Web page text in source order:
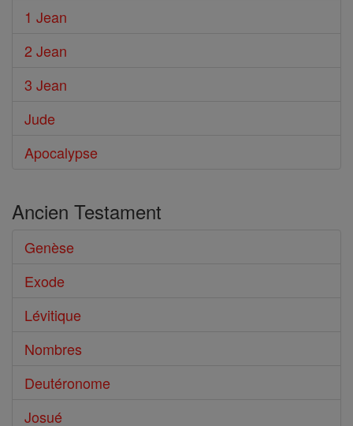
1 Jean
2 Jean
3 Jean
Jude
Apocalypse
Ancien Testament
Genèse
Exode
Lévitique
Nombres
Deutéronome
Josué